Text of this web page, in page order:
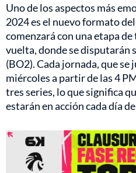
Uno de los aspectos más
2024 es el nuevo formato
comenzará con una etapa
vuelta, donde se disputarán
(BO2). Cada jornada, que se
miércoles a partir de las 4
tres series, lo que significa
estarán en acción cada día